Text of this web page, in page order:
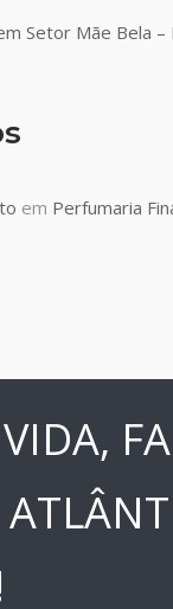
Setor Mãe Bela –
em Perfumaria